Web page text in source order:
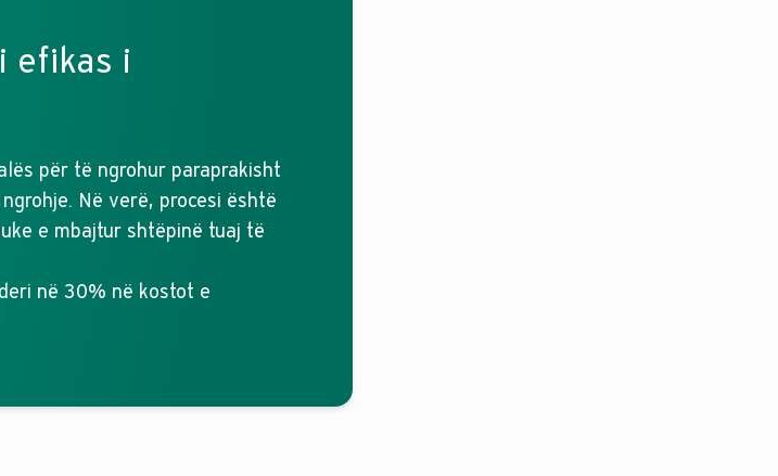
efikas i
për të ngrohur paraprakisht
Në verë, procesi është
e mbajtur shtëpinë tuaj të
në 30% në kostot e